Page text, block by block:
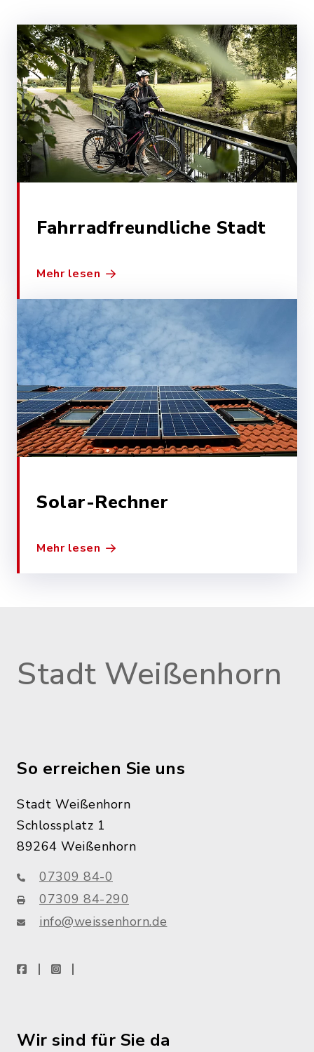
Fahrradfreundliche Stadt
Mehr lesen
Solar-Rechner
Mehr lesen
Stadt Weißenhorn
So erreichen Sie uns
Stadt Weißenhorn
Schlossplatz 1
89264 Weißenhorn
07309 84-0
07309 84-290
info@weissenhorn.de
facebookinstagram
Wir sind für Sie da